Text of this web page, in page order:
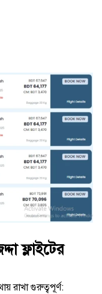
ফ্লাইটের
রাখা গুরুত্বপূর্ণ: